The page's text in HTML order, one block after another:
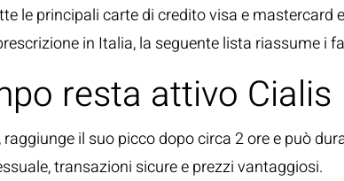
le principali carte di credito visa e mastercard
in Italia, la seguente lista riassume i
resta attivo Cialis
il suo picco dopo circa 2 ore e può
transazioni sicure e prezzi vantaggiosi.